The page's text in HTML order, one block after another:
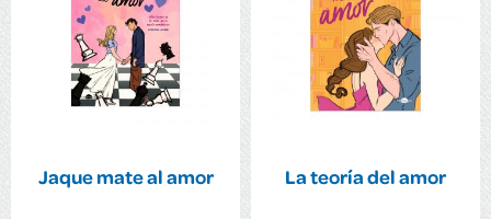
Jaque mate al amor La teoría del amor